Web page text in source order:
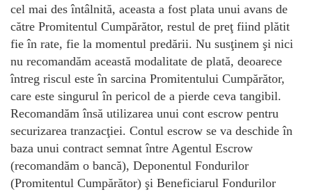
cel mai des întâlnită, aceasta a fost plata unui avans de
către Promitentul Cumpărător, restul de preţ fiind plătit
fie în rate, fie la momentul predării. Nu susţinem şi nici
nu recomandăm această modalitate de plată, deoarece
întreg riscul este în sarcina Promitentului Cumpărător,
care este singurul în pericol de a pierde ceva tangibil.
Recomandăm însă utilizarea unui cont escrow pentru
securizarea tranzacţiei. Contul escrow se va deschide în
baza unui contract semnat între Agentul Escrow
(recomandăm o bancă), Deponentul Fondurilor
(Promitentul Cumpărător) şi Beneficiarul Fondurilor